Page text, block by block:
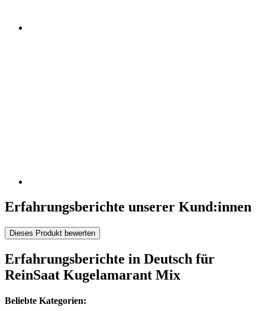
Erfahrungsberichte unserer Kund:innen
Dieses Produkt bewerten
Erfahrungsberichte in Deutsch für
ReinSaat Kugelamarant Mix
Beliebte Kategorien: